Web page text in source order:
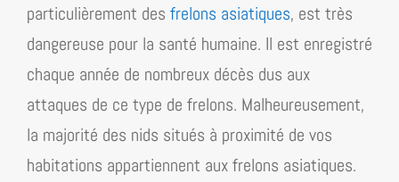
particulièrement des frelons asiatiques, est très
dangereuse pour la santé humaine. Il est enregistré
chaque année de nombreux décès dus aux
attaques de ce type de frelons. Malheureusement,
la majorité des nids situés à proximité de vos
habitations appartiennent aux frelons asiatiques.